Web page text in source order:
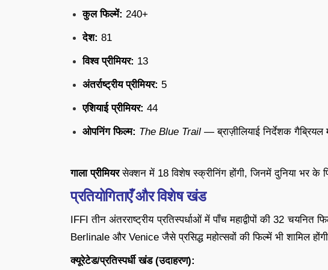
कुल फिल्में: 240+
देश: 81
विश्व प्रीमियर: 13
अंतर्राष्ट्रीय प्रीमियर: 5
एशियाई प्रीमियर: 44
ओपनिंग फिल्म: The Blue Trail — ब्राज़ीलियाई निर्देशक गैब्रियल
गाला प्रीमियरसेक्शन में 18 विशेष स्क्रीनिंग होंगी, जिनमें दुनिया भर के
प्रतियोगिताएँ और विशेष खंड
IFFI तीन अंतरराष्ट्रीय प्रतिस्पर्धाओं में पाँच महाद्वीपों की 32 चयनित
Berlinale और Venice जैसे प्रसिद्ध महोत्सवों की फिल्में भी शामिल
क्यूरेटेड/प्रतिस्पर्धी खंड (उदाहरण):